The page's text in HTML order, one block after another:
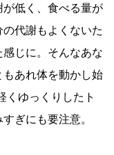
低く、食べる量が
代謝もよくないた
じに。そんなあな
あれ体を動かし始
くゆっくりしたト
ぎにも要注意。